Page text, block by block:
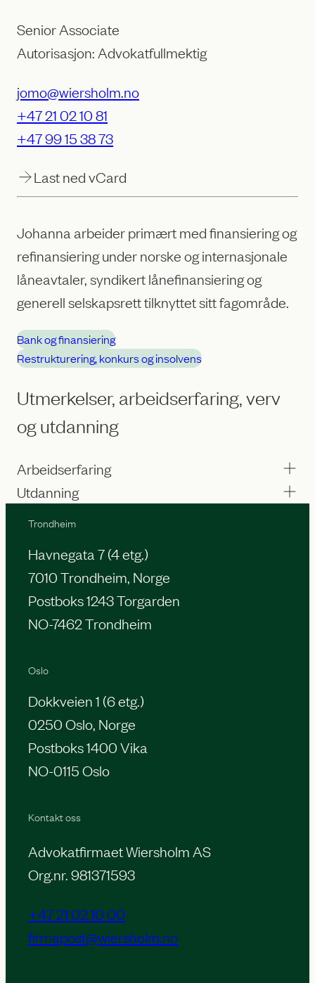
Senior Associate
Autorisasjon: Advokatfullmektig
jomo@wiersholm.no
+47 21 02 10 81
+47 99 15 38 73
Last ned vCard
Johanna arbeider primært med finansiering og
refinansiering under norske og internasjonale
låneavtaler, syndikert lånefinansiering og
generell selskapsrett tilknyttet sitt fagområde.
Bank og finansiering
Restrukturering, konkurs og insolvens
Utmerkelser, arbeidserfaring, verv
og utdanning
Arbeidserfaring
Utdanning
Kontakt oss
Advokatfirmaet Wiersholm AS
Org.nr. 981371593
+47 21 02 10 00
firmapost@wiersholm.no
Oslo
Dokkveien 1 (6 etg.)
0250 Oslo, Norge
Postboks 1400 Vika
NO-0115 Oslo
Trondheim
Havnegata 7 (4 etg.)
7010 Trondheim, Norge
Postboks 1243 Torgarden
NO-7462 Trondheim